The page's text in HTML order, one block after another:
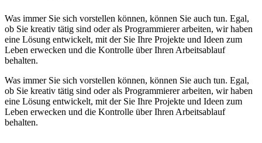
Was immer Sie sich vorstellen können, können Sie auch tun. Egal,
ob Sie kreativ tätig sind oder als Programmierer arbeiten, wir haben
eine Lösung entwickelt, mit der Sie Ihre Projekte und Ideen zum
Leben erwecken und die Kontrolle über Ihren Arbeitsablauf
behalten.
Was immer Sie sich vorstellen können, können Sie auch tun. Egal,
ob Sie kreativ tätig sind oder als Programmierer arbeiten, wir haben
eine Lösung entwickelt, mit der Sie Ihre Projekte und Ideen zum
Leben erwecken und die Kontrolle über Ihren Arbeitsablauf
behalten.